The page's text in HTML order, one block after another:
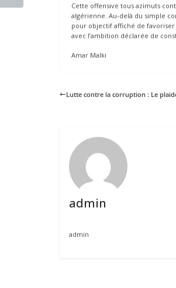
Cette offensive tous azimuts
algérienne. Au-delà du simple
pour objectif affiché de
avec l’ambition déclarée de
Amar Malki
Lutte contre la corruption : Le
admin
admin